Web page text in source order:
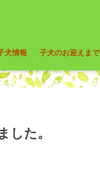
犬情報 子犬のお迎えまで
した。